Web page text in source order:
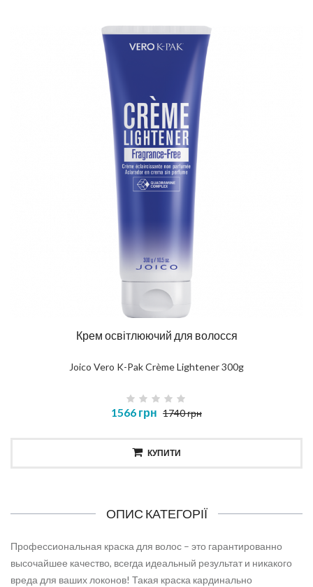
Крем освітлюючий для волосся
Joico Vero K-Pak Crème Lightener 300g
1566 грн 1740 грн
КУПИТИ
ОПИС КАТЕГОРІЇ
Профессиональная краска для волос – это гарантированно
высочайшее качество, всегда идеальный результат и никакого
вреда для ваших локонов! Такая краска кардинально